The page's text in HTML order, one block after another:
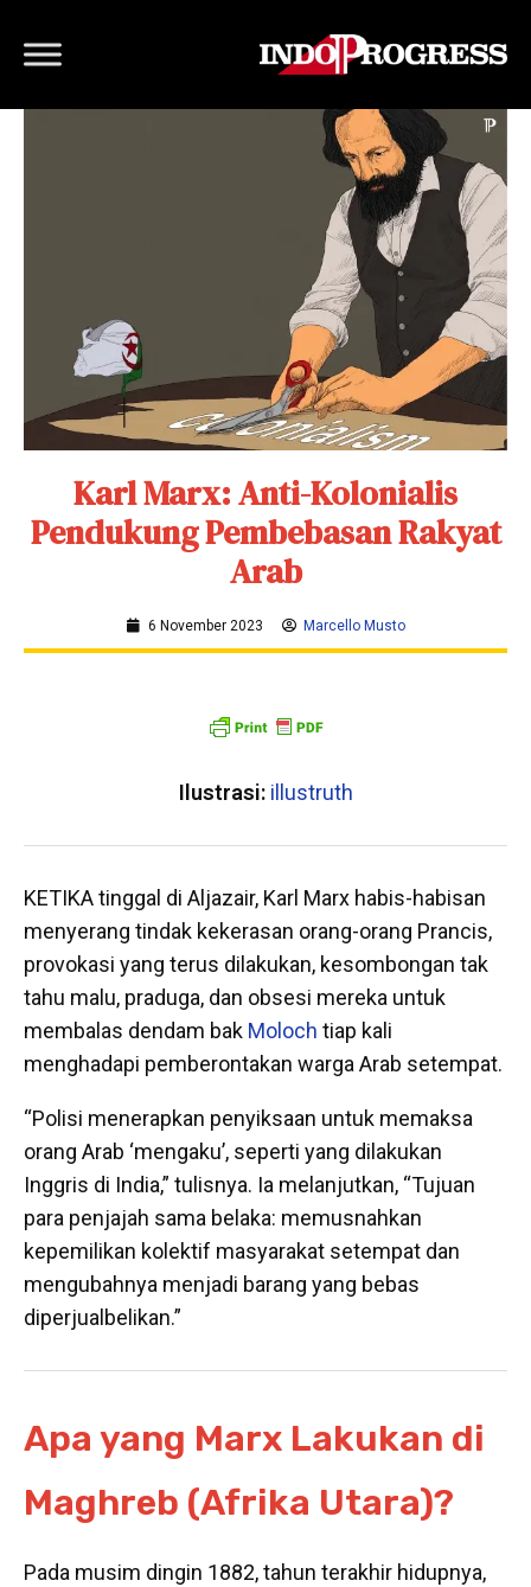
Karl Marx: Anti-Kolonialis
Pendukung Pembebasan Rakyat
Arab
6 November 2023 Marcello Musto
Ilustrasi: illustruth
KETIKA tinggal di Aljazair, Karl Marx habis-habisan
menyerang tindak kekerasan orang-orang Prancis,
provokasi yang terus dilakukan, kesombongan tak
tahu malu, praduga, dan obsesi mereka untuk
membalas dendam bak Moloch tiap kali
menghadapi pemberontakan warga Arab setempat.
“Polisi menerapkan penyiksaan untuk memaksa
orang Arab ‘mengaku’, seperti yang dilakukan
Inggris di India,” tulisnya. Ia melanjutkan, “Tujuan
para penjajah sama belaka: memusnahkan
kepemilikan kolektif masyarakat setempat dan
mengubahnya menjadi barang yang bebas
diperjualbelikan.”
Apa yang Marx Lakukan di
Maghreb (Afrika Utara)?
Pada musim dingin 1882, tahun terakhir hidupnya,